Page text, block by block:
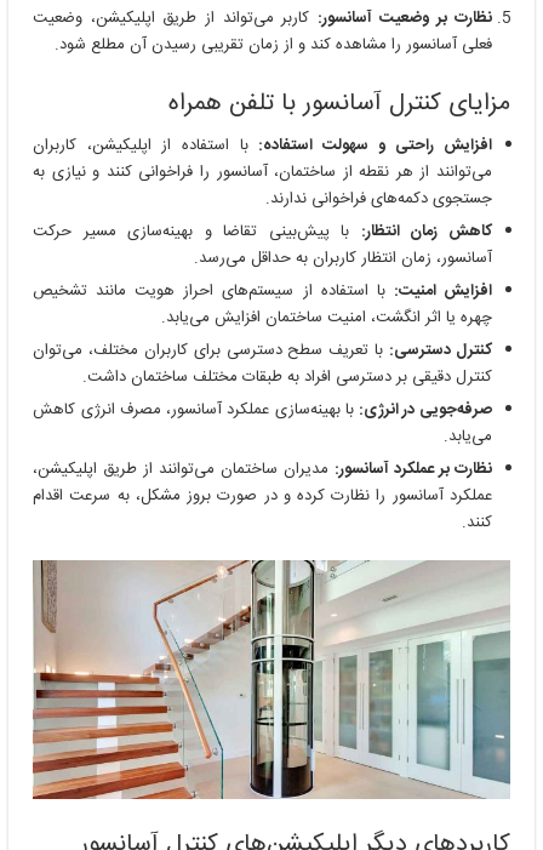
نظارت بر وضعیت آسانسور: کاربر می‌تواند از طریق اپلیکیشن، وضعیت
فعلی آسانسور را مشاهده کند و از زمان تقریبی رسیدن آن مطلع شود.
مزایای کنترل آسانسور با تلفن همراه
افزایش راحتی و سهولت استفاده: با استفاده از اپلیکیشن، کاربران
می‌توانند از هر نقطه از ساختمان، آسانسور را فراخوانی کنند و نیازی به
جستجوی دکمه‌های فراخوانی ندارند.
کاهش زمان انتظار: با پیش‌بینی تقاضا و بهینه‌سازی مسیر حرکت
آسانسور، زمان انتظار کاربران به حداقل می‌رسد.
افزایش امنیت: با استفاده از سیستم‌های احراز هویت مانند تشخیص
چهره یا اثر انگشت، امنیت ساختمان افزایش می‌یابد.
کنترل دسترسی: با تعریف سطح دسترسی برای کاربران مختلف، می‌توان
کنترل دقیقی بر دسترسی افراد به طبقات مختلف ساختمان داشت.
صرفه‌جویی در انرژی: با بهینه‌سازی عملکرد آسانسور، مصرف انرژی کاهش
می‌یابد.
نظارت بر عملکرد آسانسور: مدیران ساختمان می‌توانند از طریق اپلیکیشن،
عملکرد آسانسور را نظارت کرده و در صورت بروز مشکل، به سرعت اقدام
کنند.